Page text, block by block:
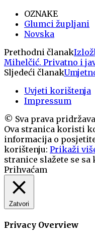
OZNAKE
Glumci župljani
Novska
Prethodni članak
Mihelčić. Privatno i
Sljedeći članak
Uvjeti korištenja
Impressum
© Sva prava
Ova stranica koristi
informacija o
korištenju: Prikaži
stranice slažete se
Prihvaćam
Zatvori
Privacy Overview